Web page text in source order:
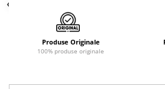
Produse Originale
100% produse originale